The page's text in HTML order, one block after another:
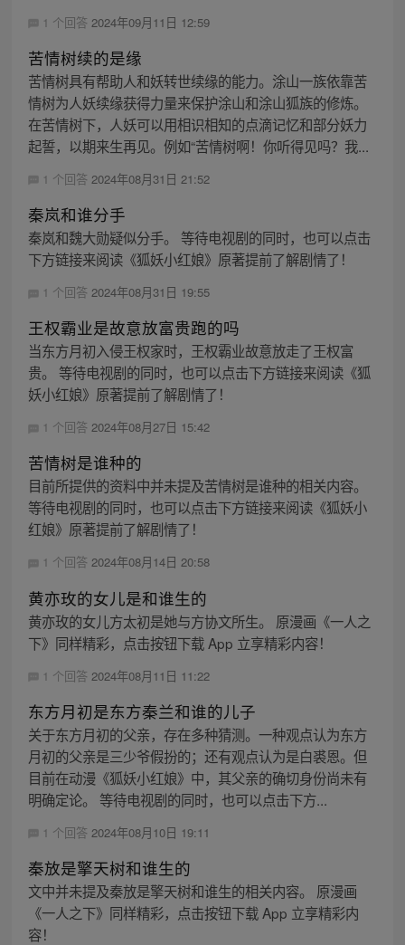
1 个回答 2024年09月11日 12:59
苦情树续的是缘
苦情树具有帮助人和妖转世续缘的能力。涂山一族依靠苦
情树为人妖续缘获得力量来保护涂山和涂山狐族的修炼。
在苦情树下，人妖可以用相识相知的点滴记忆和部分妖力
起誓，以期来生再见。例如“苦情树啊！你听得见吗？我...
1 个回答 2024年08月31日 21:52
秦岚和谁分手
秦岚和魏大勋疑似分手。 等待电视剧的同时，也可以点击
下方链接来阅读《狐妖小红娘》原著提前了解剧情了！
1 个回答 2024年08月31日 19:55
王权霸业是故意放富贵跑的吗
当东方月初入侵王权家时，王权霸业故意放走了王权富
贵。 等待电视剧的同时，也可以点击下方链接来阅读《狐
妖小红娘》原著提前了解剧情了！
1 个回答 2024年08月27日 15:42
苦情树是谁种的
目前所提供的资料中并未提及苦情树是谁种的相关内容。
等待电视剧的同时，也可以点击下方链接来阅读《狐妖小
红娘》原著提前了解剧情了！
1 个回答 2024年08月14日 20:58
黄亦玫的女儿是和谁生的
黄亦玫的女儿方太初是她与方协文所生。 原漫画《一人之
下》同样精彩，点击按钮下载 App 立享精彩内容！
1 个回答 2024年08月11日 11:22
东方月初是东方秦兰和谁的儿子
关于东方月初的父亲，存在多种猜测。一种观点认为东方
月初的父亲是三少爷假扮的；还有观点认为是白裘恩。但
目前在动漫《狐妖小红娘》中，其父亲的确切身份尚未有
明确定论。 等待电视剧的同时，也可以点击下方...
1 个回答 2024年08月10日 19:11
秦放是擎天树和谁生的
文中并未提及秦放是擎天树和谁生的相关内容。 原漫画
《一人之下》同样精彩，点击按钮下载 App 立享精彩内
容！